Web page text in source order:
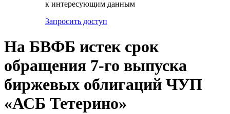
На БВФБ истек срок
обращения 7-го выпуска